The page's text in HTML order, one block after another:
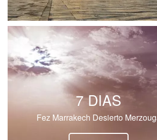
7 DIAS
Fez Marrakech Desierto